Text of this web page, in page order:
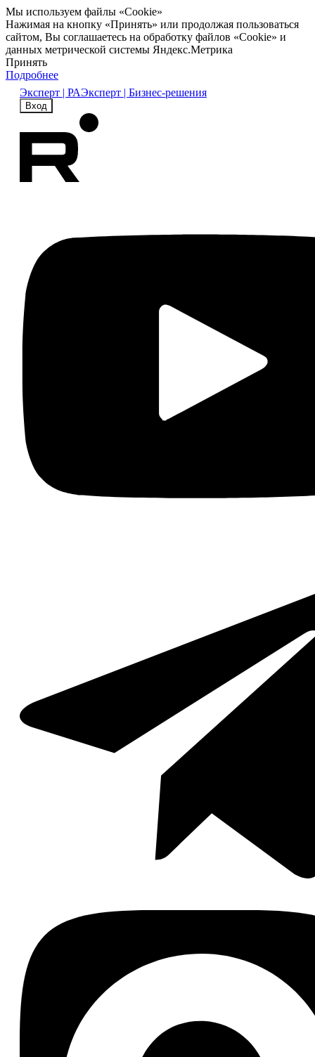
Мы используем файлы «Cookie»
Нажимая на кнопку «Принять» или продолжая пользоваться
сайтом, Вы соглашаетесь на обработку файлов «Cookie» и
данных метрической системы Яндекс.Метрика
Принять
Подробнее
Эксперт | РАЭксперт | Бизнес-решения
Вход